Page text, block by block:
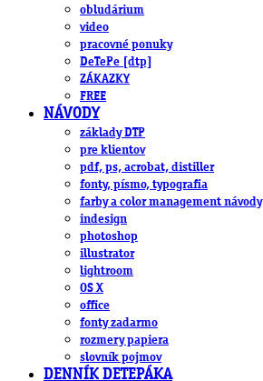
obludárium
video
pracovné ponuky
DeTePe [dtp]
ZÁKAZKY
FREE
NÁVODY
základy DTP
pre klientov
pdf, ps, acrobat, distiller
fonty, písmo, typografia
farby a color management návody
indesign
photoshop
illustrator
lightroom
OS X
office
fonty zadarmo
rozmery papiera
slovník pojmov
DENNÍK DETEPÁKA